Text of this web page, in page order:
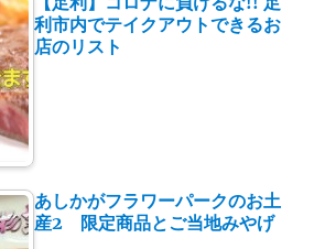
利市内でテイクアウトできるお
店のリスト
あしかがフラワーパークのお土
産2 限定商品とご当地みやげ